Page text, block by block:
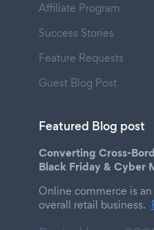
Affiliate Program
Success Stories
Feature Requests
Guest Blog Post
Featured Blog post
Converting Cross-
Black Friday & Cyber
Online commerce is
overall retail business.